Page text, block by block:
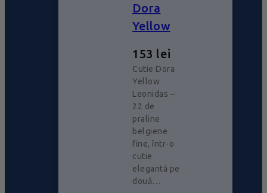
Dora
Yellow
153 lei
Cutie Dora
Yellow
Leonidas –
22 de
praline
belgiene
fine, într-o
cutie
elegantă pe
două…